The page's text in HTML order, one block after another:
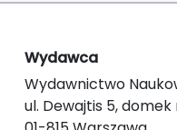
Wydawca
Wydawnictwo
ul. Dewajtis 5, domek